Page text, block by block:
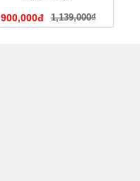
900,000đ 1,139,000₫